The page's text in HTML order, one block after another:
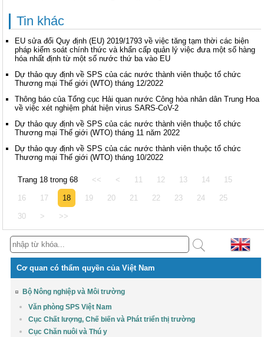
Tin khác
EU sửa đổi Quy định (EU) 2019/1793 về việc tăng tạm thời các biện
pháp kiểm soát chính thức và khẩn cấp quản lý việc đưa một số hàng
hóa nhất định từ một số nước thứ ba vào EU
Dự thảo quy định về SPS của các nước thành viên thuộc tổ chức
Thương mại Thế giới (WTO) tháng 12/2022
Thông báo của Tổng cục Hải quan nước Công hòa nhân dân Trung Hoa
về việc xét nghiệm phát hiện virus SARS-CoV-2
Dự thảo quy định về SPS của các nước thành viên thuộc tổ chức
Thương mại Thế giới (WTO) tháng 11 năm 2022
Dự thảo quy định về SPS của các nước thành viên thuộc tổ chức
Thương mại Thế giới (WTO) tháng 10/2022
Trang 18 trong 68 << < 11 12 13 14 15
16 17 18 19 20 21 22 23 24 25
30 > >>
Cơ quan có thẩm quyền của Việt Nam
Bộ Nông nghiệp và Môi trường
Văn phòng SPS Việt Nam
Cục Chất lượng, Chế biến và Phát triển thị trường
Cục Chăn nuôi và Thú y